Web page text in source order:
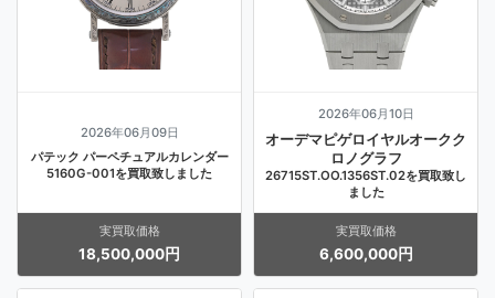
2026年06月09日
パテック パーペチュアルカレンダー
5160G-001を買取致しました
実買取価格
18,500,000円
2026年06月10日
オーデマピゲロイヤルオークク
ロノグラフ
26715ST.OO.1356ST.02を買取致し
ました
実買取価格
6,600,000円